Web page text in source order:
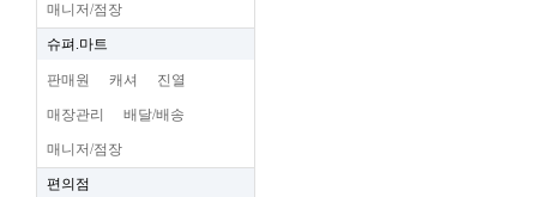
매니저/점장
슈펴.마트
판매원 캐셔 진열
매장관리 배달/배송
매니저/점장
편의점